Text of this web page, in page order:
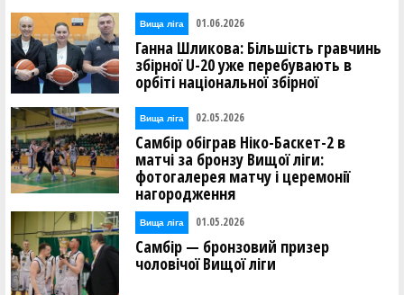
Вища лiга 01.06.2026
Ганна Шликова: Більшість гравчинь
збірної U-20 уже перебувають в
орбіті національної збірної
Вища лiга 02.05.2026
Самбір обіграв Ніко-Баскет-2 в
матчі за бронзу Вищої ліги:
фотогалерея матчу і церемонії
нагородження
Вища лiга 01.05.2026
Самбір — бронзовий призер
чоловічої Вищої ліги